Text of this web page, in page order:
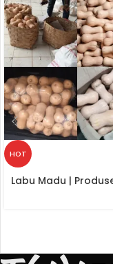
HOT
Labu Madu |